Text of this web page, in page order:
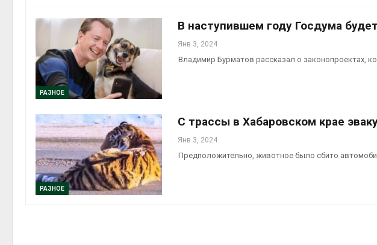
РАЗНОЕ
В наступившем году Госдума
Янв 3, 2024
Владимир Бурматов рассказал о законопроектах,
РАЗНОЕ
С трассы в Хабаровском крае
Янв 3, 2024
Предположительно, животное было сбито
Суд запретил
израильской